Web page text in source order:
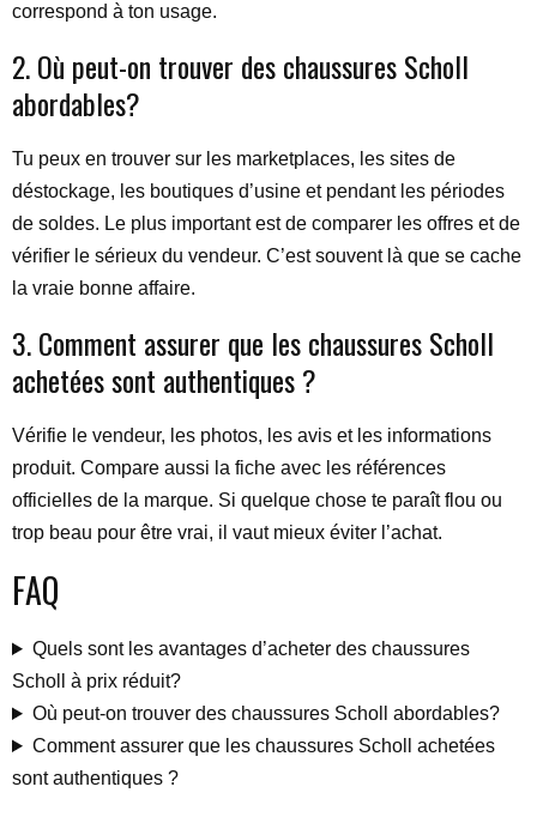
correspond à ton usage.
2. Où peut-on trouver des chaussures Scholl
abordables?
Tu peux en trouver sur les marketplaces, les sites de
déstockage, les boutiques d’usine et pendant les périodes
de soldes. Le plus important est de comparer les offres et de
vérifier le sérieux du vendeur. C’est souvent là que se cache
la vraie bonne affaire.
3. Comment assurer que les chaussures Scholl
achetées sont authentiques ?
Vérifie le vendeur, les photos, les avis et les informations
produit. Compare aussi la fiche avec les références
officielles de la marque. Si quelque chose te paraît flou ou
trop beau pour être vrai, il vaut mieux éviter l’achat.
FAQ
Quels sont les avantages d’acheter des chaussures
Scholl à prix réduit?
Où peut-on trouver des chaussures Scholl abordables?
Comment assurer que les chaussures Scholl achetées
sont authentiques ?